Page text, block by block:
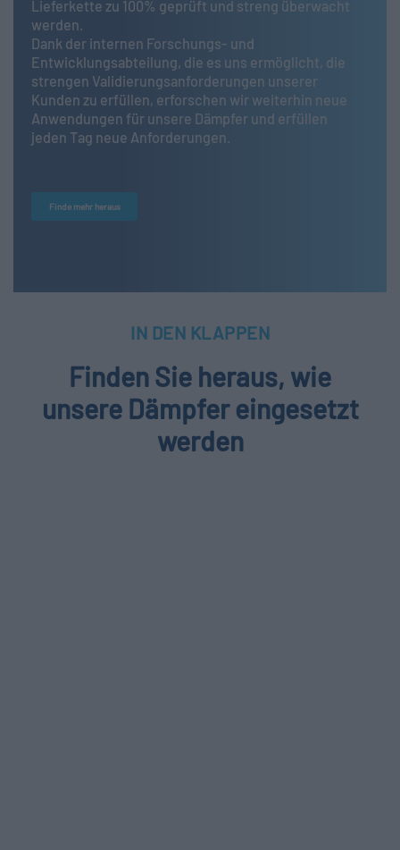
Lieferkette zu 100% geprüft und streng überwacht
werden.
Dank der internen Forschungs- und
Entwicklungsabteilung, die es uns ermöglicht, die
strengen Validierungsanforderungen unserer
Kunden zu erfüllen, erforschen wir weiterhin neue
Anwendungen für unsere Dämpfer und erfüllen
jeden Tag neue Anforderungen.
Finde mehr heraus
IN DEN KLAPPEN
Finden Sie heraus, wie
unsere Dämpfer eingesetzt
werden